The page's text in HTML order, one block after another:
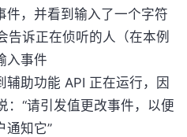
件，并看到输入了一个字符
告诉正在侦听的人（在本例
入事件
辅助功能 API 正在运行，因
：“请引发值更改事件，以便
通知它”